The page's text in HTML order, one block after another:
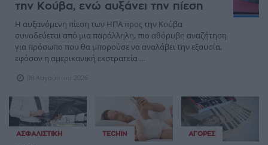
την Κούβα, ενώ αυξάνει την πίεση
Η αυξανόμενη πίεση των ΗΠΑ προς την Κούβα
συνοδεύεται από μια παράλληλη, πιο αθόρυβη αναζήτηση
για πρόσωπο που θα μπορούσε να αναλάβει την εξουσία,
εφόσον η αμερικανική εκστρατεία ...
08 Αυγούστου 2026
ΑΣΦΑΛΙΣΤΙΚΉ TECHIN ΑΓΟΡΈΣ